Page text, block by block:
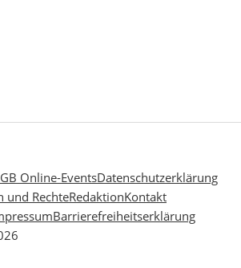
Online-EventsDatenschutzerklärung
und RechteRedaktionKontakt
Barrierefreiheitserklärung